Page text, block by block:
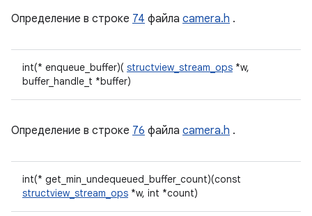
Определение в строке 74 файла camera.h .
int(* enqueue_buffer)( structview_stream_ops *w,
buffer_handle_t *buffer)
Определение в строке 76 файла camera.h .
int(* get_min_undequeued_buffer_count)(const
structview_stream_ops *w, int *count)